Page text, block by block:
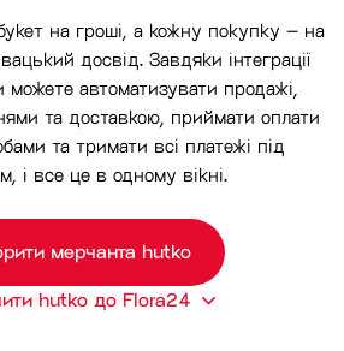
на гроші, а кожну покупку – на
досвід. Завдяки інтеграції
можете автоматизувати продажі,
та доставкою, приймати оплати
та тримати всі платежі під
і все це в одному вікні.
мерчанта hutko
hutko до Flora24